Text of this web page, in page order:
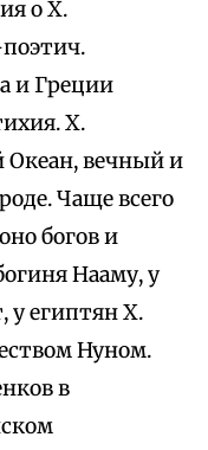
о Х.
и Греции
Х.
Океан, вечный и
Чаще всего
богов и
Нааму, у
у египтян Х.
Нуном.
в